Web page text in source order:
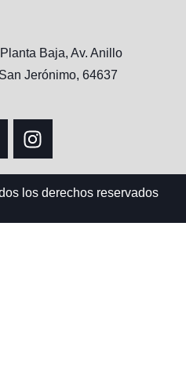
Baja, Av. Anillo
Jerónimo, 64637
los derechos reservados